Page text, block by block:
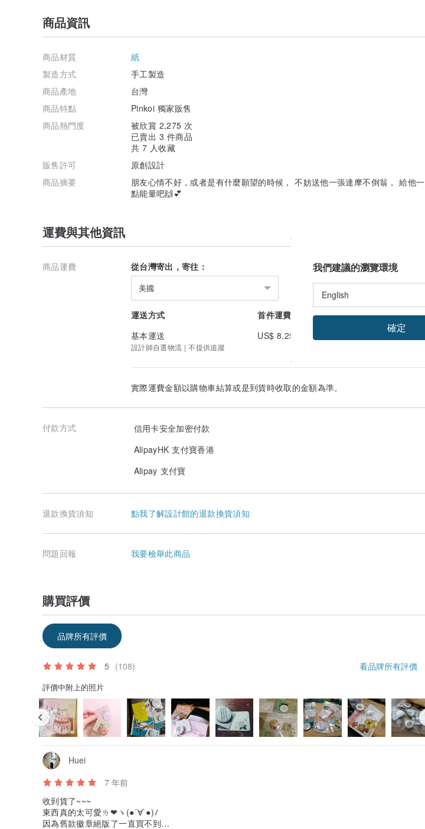
讓我們來看看～～
✨ㄐㄧㄤㄐㄧㄤ✨
商品資訊
商品材質
紙
製造方式
手工製造
商品產地
台灣
商品特點
Pinkoi 獨家販售
商品熱門度
被欣賞 2,275 次
已賣出 3 件商品
共 7 人收藏
販售許可
原創設計
商品摘要
朋友心情不好，或者是有什麼願望的時候， 不妨送他一張達摩不倒翁， 給他一
點能量吧🙌💕
運費與其他資訊
商品運費 從台灣寄出，寄往：
美國
運送方式 首件運費
續件加收
基本運送
US$ 8.25
設計師自選物流 | 不提供追蹤
實際運費金額以購物車結算或是到貨時收取的金額為準。
付款方式
信用卡安全加密付款
AlipayHK 支付寶香港
Alipay 支付寶
退款換貨須知 點我了解設計館的退款換貨須知
問題回報 我要檢舉此商品
購買評價
品牌所有評價
5 (108) 看品牌所有評價
評價中附上的照片
Huei
7 年前
收到貨了~~~
東西真的太可愛ㄌ❤ヽ(●´∀`●)ﾉ
因為舊款徽章絕版了一直買不到
我們建議的瀏覽環境
確定